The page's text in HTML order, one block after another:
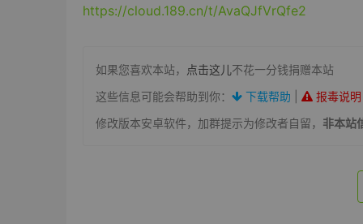
https://cloud.189.cn/t/AvaQJfVrQfe2
如果您喜欢本站， 点击这儿不花一分钱捐赠本站
这些信息可能会帮助到你：
下载帮助 报毒说明
修改版本安卓软件，加群提示为修改者自留， 非本站